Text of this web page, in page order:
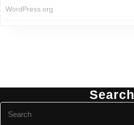
WordPress.org
Search
Search
for: